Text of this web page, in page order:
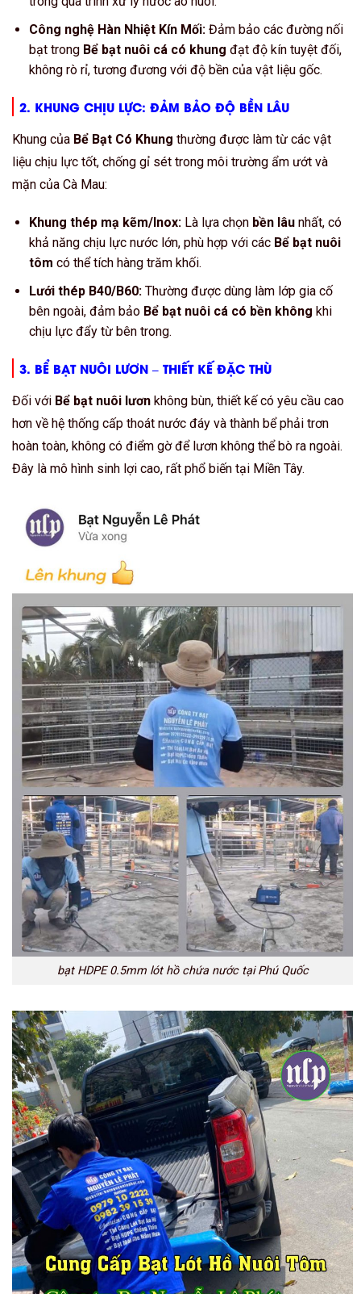
Công nghệ Hàn Nhiệt Kín Mối:Đảm bảo các đường nối
bạt trong Bể bạt nuôi cá có khung đạt độ kín tuyệt đối,
không rò rỉ, tương đương với độ bền của vật liệu gốc.
2. KHUNG CHỊU LỰC: ĐẢM BẢO ĐỘ BỀN LÂU
Khung của Bể Bạt Có Khung thường được làm từ các vật
liệu chịu lực tốt, chống gỉ sét trong môi trường ẩm ướt và
mặn của Cà Mau:
Khung thép mạ kẽm/Inox:Là lựa chọn bền lâunhất, có
khả năng chịu lực nước lớn, phù hợp với các Bể bạt nuôi
tôm có thể tích hàng trăm khối.
Lưới thép B40/B60:Thường được dùng làm lớp gia cố
bên ngoài, đảm bảo Bể bạt nuôi cá có bền không khi
chịu lực đẩy từ bên trong.
3. BỂ BẠT NUÔI LƯƠN– THIẾT KẾ ĐẶC THÙ
Đối với Bể bạt nuôi lươn không bùn, thiết kế có yêu cầu cao
hơn về hệ thống cấp thoát nước đáy và thành bể phải trơn
hoàn toàn, không có điểm gờ để lươn không thể bò ra ngoài.
Đây là mô hình sinh lợi cao, rất phổ biến tại Miền Tây.
bạt HDPE 0.5mm lót hồ chứa nước tại Phú Quốc